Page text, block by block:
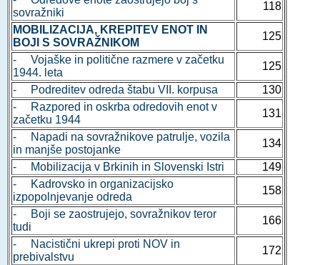
sovražniki
118
MOBILIZACIJA, KREPITEV ENOT IN
BOJI S SOVRAŽNIKOM
125
- Vojaške in politične razmere v začetku
1944. leta
125
- Podreditev odreda štabu VII. korpusa
130
- Razpored in oskrba odredovih enot v
začetku 1944
131
- Napadi na sovražnikove patrulje, vozila
in manjše postojanke
134
- Mobilizacija v Brkinih in Slovenski Istri
149
- Kadrovsko in organizacijsko
izpopolnjevanje odreda
158
- Boji se zaostrujejo, sovražnikov teror
tudi
166
- Nacistični ukrepi proti NOV in
prebivalstvu
172